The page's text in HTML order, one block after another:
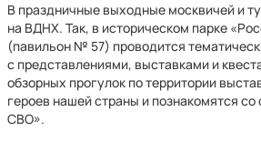
В праздничные выходные москвичей и
на ВДНХ. Так, в историческом парке
(павильон № 57) проводится
с представлениями, выставками и
обзорных прогулок по территории
героев нашей страны и познакомятся
СВО».